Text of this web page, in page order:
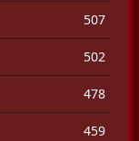
507
502
478
459